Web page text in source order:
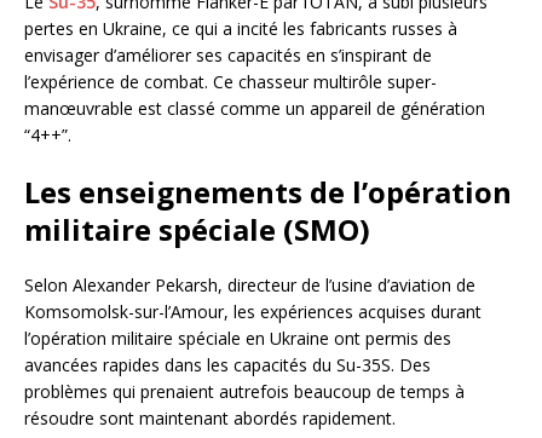
pertes en Ukraine, ce qui a incité les fabricants russes à
envisager d’améliorer ses capacités en s’inspirant de
l’expérience de combat. Ce chasseur multirôle super-
manœuvrable est classé comme un appareil de génération
“4++”.
Les enseignements de l’opération
militaire spéciale (SMO)
Selon Alexander Pekarsh, directeur de l’usine d’aviation de
Komsomolsk-sur-l’Amour, les expériences acquises durant
l’opération militaire spéciale en Ukraine ont permis des
avancées rapides dans les capacités du Su-35S. Des
problèmes qui prenaient autrefois beaucoup de temps à
résoudre sont maintenant abordés rapidement.